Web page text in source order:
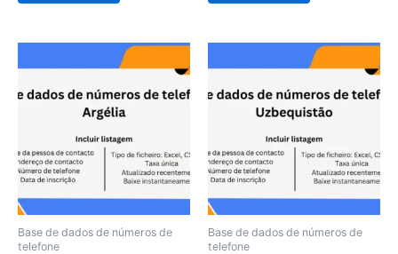
Base de dados de números de
telefone
Base de dados de números de
telefone